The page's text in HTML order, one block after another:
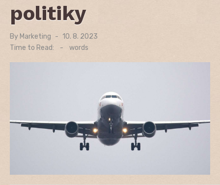
politiky
By Marketing
Posted
on
10. 8. 2023
Time to Read:
- words